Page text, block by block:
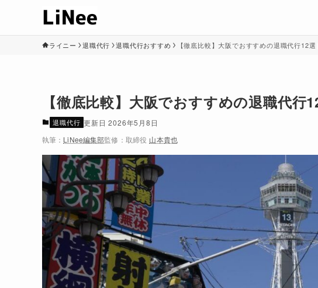
ライニー 退職代行 退職代行おすすめ 【徹底比較】大阪でおすすめの退職代行12
【徹底比較】大阪でおすすめの退職代行
退職代行
2026年5月8日
執筆： LiNee編集部監修： 取締役 山本貴也